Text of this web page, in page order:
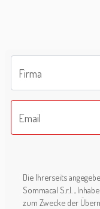
Firma
Email
Die Ihrerseits
Sommacal S.r.l. ,
zum Zwecke der